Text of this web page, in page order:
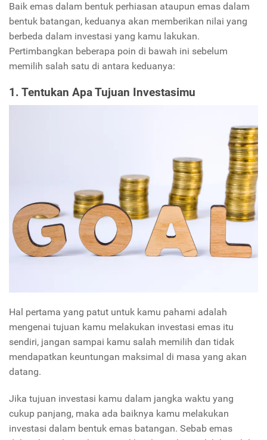
Baik emas dalam bentuk perhiasan ataupun emas dalam
bentuk batangan, keduanya akan memberikan nilai yang
berbeda dalam investasi yang kamu lakukan.
Pertimbangkan beberapa poin di bawah ini sebelum
memilih salah satu di antara keduanya:
1. Tentukan Apa Tujuan Investasimu
Hal pertama yang patut untuk kamu pahami adalah
mengenai tujuan kamu melakukan investasi emas itu
sendiri, jangan sampai kamu salah memilih dan tidak
mendapatkan keuntungan maksimal di masa yang akan
datang.
Jika tujuan investasi kamu dalam jangka waktu yang
cukup panjang, maka ada baiknya kamu melakukan
investasi dalam bentuk emas batangan. Sebab emas